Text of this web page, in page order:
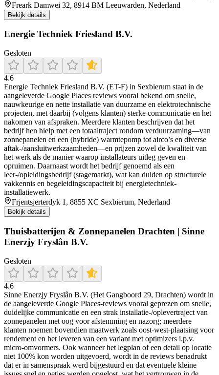
Freark Damwei 32, 8914 BM Leeuwarden, Nederland
Bekijk details
Energie Techniek Friesland B.V.
Gesloten
4.6
Energie Techniek Friesland B.V. (ET-F) in Sexbierum staat in de
aangeleverde Google Places reviews vooral bekend om snelle,
nauwkeurige en nette installatie van duurzame en elektrotechnische
projecten, met daarbij (volgens klanten) sterke communicatie en het
nakomen van afspraken. Meerdere klanten beschrijven dat het
bedrijf hen hielp met een totaaltraject rondom verduurzaming—van
zonnepanelen en een (hybride) warmtepomp tot airco’s en diverse
aftak-/aansluitwerkzaamheden—en prijzen zowel de kwaliteit van
het werk als de manier waarop installateurs uitleg geven en
opruimen. Daarnaast wordt het bedrijf genoemd als een
leer-/opleidingsbedrijf (stagemarkt), wat kan duiden op structurele
vakkennis en begeleidingscapaciteit bij energietechniek-
installatiewerk.
Frjentsjerterdyk 1, 8855 XC Sexbierum, Nederland
Bekijk details
Thuisbatterijen & Zonnepanelen Drachten | Sinne
Enerzjy Fryslân B.V.
Gesloten
4.6
Sinne Enerzjy Fryslân B.V. (Het Gangboord 29, Drachten) wordt in
de aangeleverde Google Places-reviews vooral geprezen om snelle,
duidelijke communicatie en een strak installatie-/oplevertraject van
zonnepanelen met oog voor afstemming en nazorg; meerdere
klanten noemen bovendien maatwerk zoals oost-west-plaatsing voor
rendement en het leveren van een variant met optimizers i.p.v.
micro-omvormers. Ook wanneer het legplan of een detail op locatie
niet 100% kon worden uitgevoerd, wordt in de reviews benadrukt
dat er in samenspraak werd bijgestuurd en dat eventuele kleine